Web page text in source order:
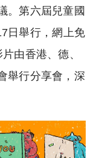
。第六屆兒童國
日舉行，網上免
由香港、德、
舉行分享會，深